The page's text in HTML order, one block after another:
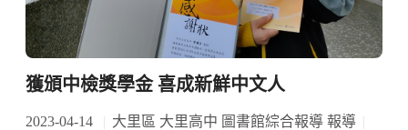
獲頒中檢獎學金 喜成新鮮中文人
2023-04-14
大里區 大里高中 圖書館綜合報導 報導